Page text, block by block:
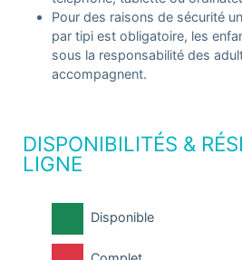
Pour des raisons de sécurité
par tipi est obligatoire, les
sous la responsabilité des
accompagnent.
DISPONIBILITÉS &
LIGNE
Disponible